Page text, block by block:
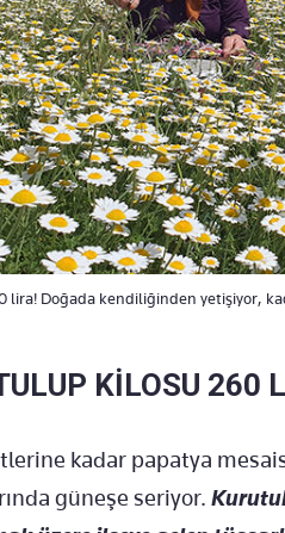
lira! Doğada kendiliğinden yetişiyor,
KİLOSU 260
kadar papatya
güneşe seriyor.